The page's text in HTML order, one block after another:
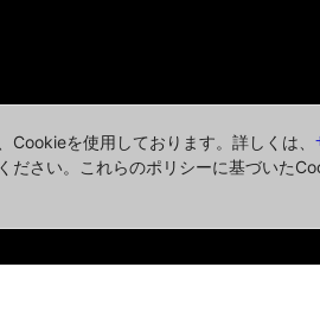
Cookieを使用しております。詳しくは、
ださい。これらのポリシーに基づいた